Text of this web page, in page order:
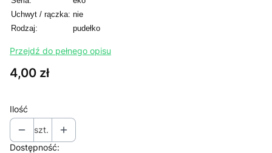
Uchwyt / rączka: nie
Rodzaj:
pudełko
Przejdź do pełnego opisu
Cena
4,00 zł
Ilość
szt.
Dostępność: